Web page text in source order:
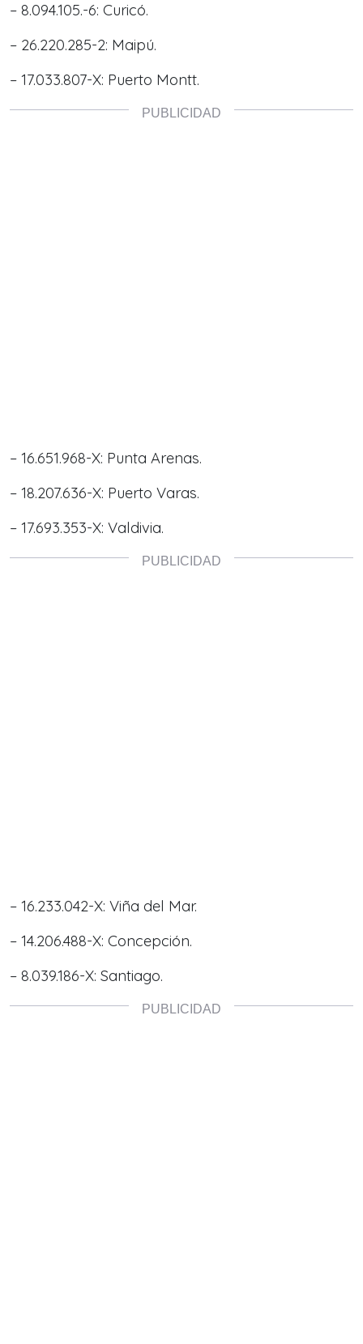
– 8.094.105.-6: Curicó.
– 26.220.285-2: Maipú.
– 17.033.807-X: Puerto Montt.
– 16.651.968-X: Punta Arenas.
– 18.207.636-X: Puerto Varas.
– 17.693.353-X: Valdivia.
– 16.233.042-X: Viña del Mar.
– 14.206.488-X: Concepción.
– 8.039.186-X: Santiago.